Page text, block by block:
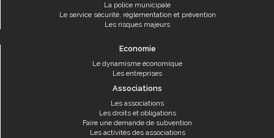
La police municipale
Le service sécurité, réglementation et prévention
Les risques majeurs
Economie
Le dynamisme économique
Les entreprises
Associations
Les associations
Les droits et obligations
Faire une demande de subvention
Les activités des associations